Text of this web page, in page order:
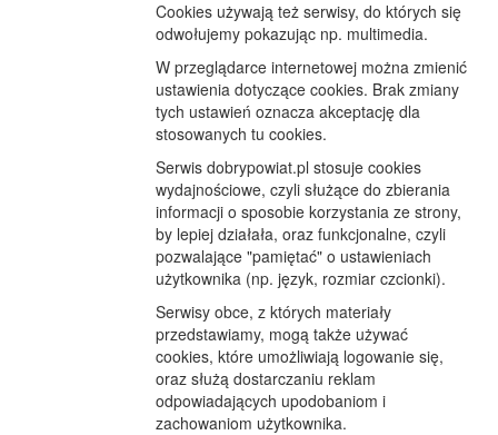
Cookies używają też serwisy, do których się
odwołujemy pokazując np. multimedia.
W przeglądarce internetowej można zmienić
ustawienia dotyczące cookies. Brak zmiany
tych ustawień oznacza akceptację dla
stosowanych tu cookies.
Serwis dobrypowiat.pl stosuje cookies
wydajnościowe, czyli służące do zbierania
informacji o sposobie korzystania ze strony,
by lepiej działała, oraz funkcjonalne, czyli
pozwalające "pamiętać" o ustawieniach
użytkownika (np. język, rozmiar czcionki).
Serwisy obce, z których materiały
przedstawiamy, mogą także używać
cookies, które umożliwiają logowanie się,
oraz służą dostarczaniu reklam
odpowiadających upodobaniom i
zachowaniom użytkownika.